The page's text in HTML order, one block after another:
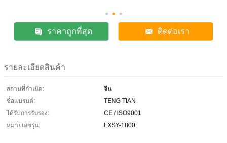
ราคาถูกที่สุด ติดต่อเรา
รายละเอียดสินค้า
สถานที่กำเนิด:
จีน
ชื่อแบรนด์:
TENG TIAN
ได้รับการรับรอง:
CE / ISO9001
หมายเลขรุ่น:
LXSY-1800